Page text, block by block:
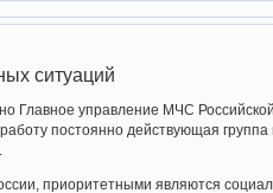
ситуаций
Главное управление­­­ МЧС
постоянно действующа­­­я
приоритетн­­­ыми являются